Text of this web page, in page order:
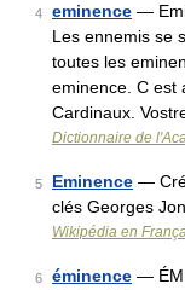
4 eminence —
Les ennemis se
toutes les
eminence. C est
Cardinaux.
Dictionnaire de
5 Eminence —
clés Georges
Wikipédia en
6 éminence —